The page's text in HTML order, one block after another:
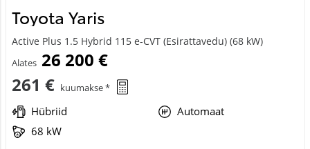
Toyota Yaris
Active Plus 1.5 Hybrid 115 e-CVT (Esirattavedu) (68 kW)
Alates 26 200 €
261 € kuumakse *
Hübriid
Automaat
68 kW